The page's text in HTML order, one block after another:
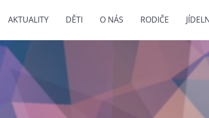
AKTUALITY DĚTI O NÁS RODIČE